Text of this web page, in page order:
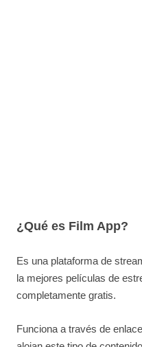
¿Qué es Film App?
Es una plataforma de
la mejores películas de
completamente gratis.
Funciona a través de